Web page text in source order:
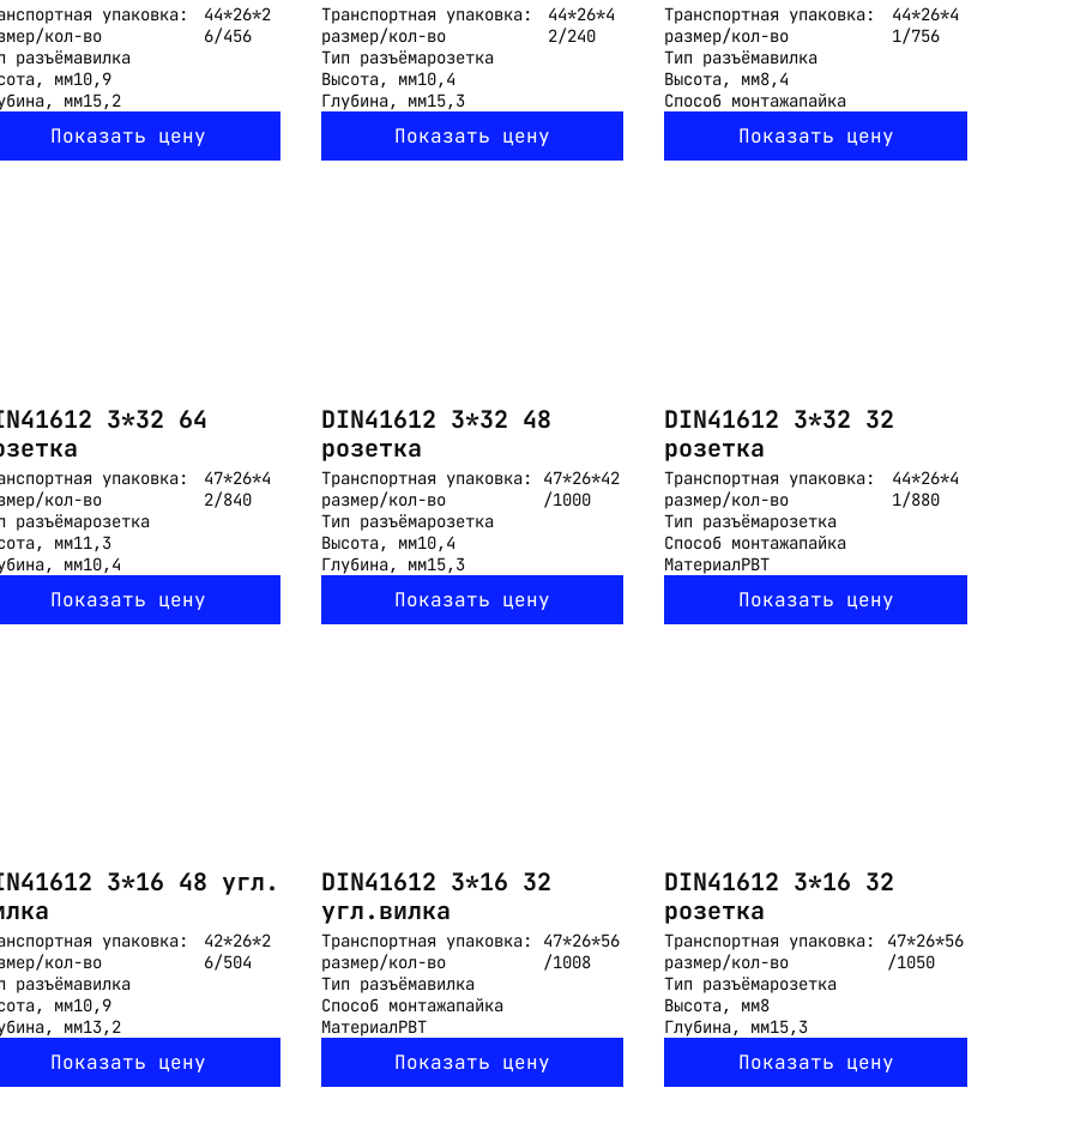
упаковка:
кол-во
44*26*2
6/456
разъёмавилка
мм10,9
мм15,2
Показать цену
Транспортная упаковка:
размер/кол-во
44*26*4
2/240
Тип разъёмарозетка
Высота, мм10,4
Глубина, мм15,3
Показать цену
Транспортная упаковка:
размер/кол-во
44*26*4
1/756
Тип разъёмавилка
Высота, мм8,4
Способ монтажапайка
Показать цену
3*32 64
упаковка:
кол-во
47*26*4
2/840
разъёмарозетка
мм11,3
мм10,4
Показать цену
DIN41612 3*32 48
розетка
Транспортная упаковка:
размер/кол-во
47*26*42
/1000
Тип разъёмарозетка
Высота, мм10,4
Глубина, мм15,3
Показать цену
DIN41612 3*32 32
розетка
Транспортная упаковка:
размер/кол-во
44*26*4
1/880
Тип разъёмарозетка
Способ монтажапайка
МатериалPBT
Показать цену
3*16 48 угл.
упаковка:
кол-во
42*26*2
6/504
разъёмавилка
мм10,9
мм13,2
Показать цену
DIN41612 3*16 32
угл.вилка
Транспортная упаковка:
размер/кол-во
47*26*56
/1008
Тип разъёмавилка
Способ монтажапайка
МатериалPBT
Показать цену
DIN41612 3*16 32
розетка
Транспортная упаковка:
размер/кол-во
47*26*56
/1050
Тип разъёмарозетка
Высота, мм8
Глубина, мм15,3
Показать цену